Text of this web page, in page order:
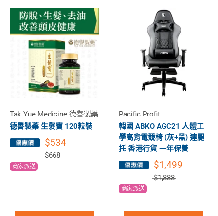
Tak Yue Medicine 德譽製藥
德譽製藥 生髮寶 120粒裝
$534
$668
商家派送
Pacific Profit
韓國 ABKO AGC21 人體工
學高背電競椅 (灰+黑) 連腿
托 香港行貨 一年保養
$1,499
$1,888
商家派送